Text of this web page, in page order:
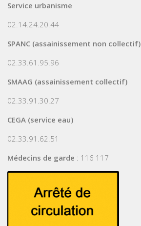
Service urbanisme
02.14.24.20.44
SPANC (assainissement non collectif)
02.33.61.95.96
SMAAG (assainissement collectif)
02.33.91.30.27
CEGA (service eau)
02.33.91.62.51
Médecins de garde : 116 117